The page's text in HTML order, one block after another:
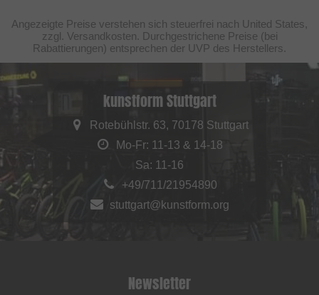
Angezeigte Preise verstehen sich steuerfrei nach United States,
zzgl. Versandkosten. Durchgestrichene Preise (bei
Rabattierungen) entsprechen der UVP des Herstellers.
kunstform Stuttgart
Rotebühlstr. 63, 70178 Stuttgart
Mo-Fr: 11-13 & 14-18
Sa: 11-16
+49/711/21954890
stuttgart@kunstform.org
Newsletter